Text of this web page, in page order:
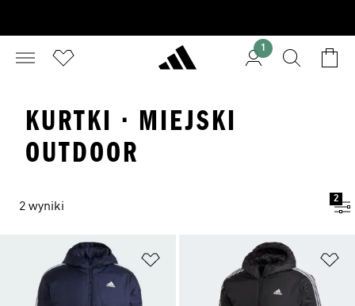
1
KURTKI · MIEJSKI
OUTDOOR
2 wyniki
2
Dodaj do listy życzeń